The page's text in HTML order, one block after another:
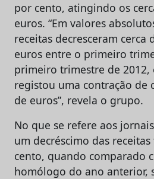
por cento, atingindo os
euros. “Em valores
receitas decresceram cerca
euros entre o primeiro
primeiro trimestre de 2012,
registou uma contração de
de euros”, revela o grupo.
No que se refere aos
um decréscimo das
cento, quando comparado
homólogo do ano anterior,